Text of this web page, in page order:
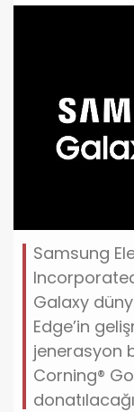
Samsung
Galaxy
Edge’in
jenerasyon
Corning®